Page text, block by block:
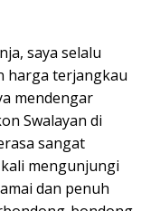
saya selalu
harga terjangkau
mendengar
Swalayan di
sangat
mengunjungi
dan penuh